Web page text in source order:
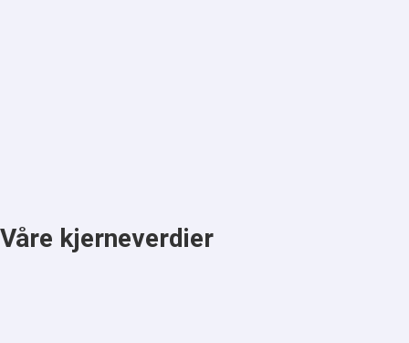
Våre kjerneverdier